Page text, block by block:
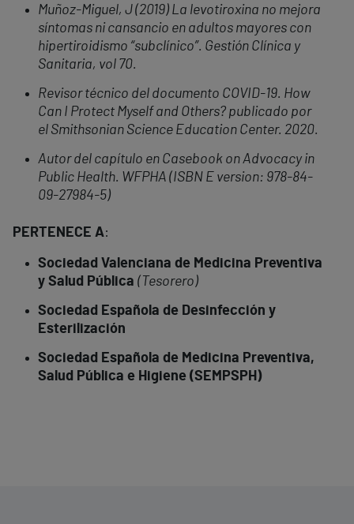
Muñoz-Miguel, J (2019) La levotiroxina no mejora
síntomas ni cansancio en adultos mayores con
hipertiroidismo “subclínico”. Gestión Clínica y
Sanitaria, vol 70.
Revisor técnico del documento COVID-19. How
Can I Protect Myself and Others? publicado por
el Smithsonian Science Education Center. 2020.
Autor del capítulo en Casebook on Advocacy in
Public Health. WFPHA (ISBN E version: 978-84-
09-27984-5)
PERTENECE A:
Sociedad Valenciana de Medicina Preventiva
y Salud Pública (Tesorero)
Sociedad Española de Desinfección y
Esterilización
Sociedad Española de Medicina Preventiva,
Salud Pública e Higiene (SEMPSPH)